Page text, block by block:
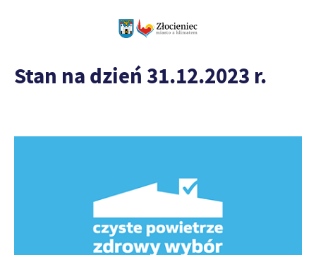
Stan na dzień 31.12.2023 r.